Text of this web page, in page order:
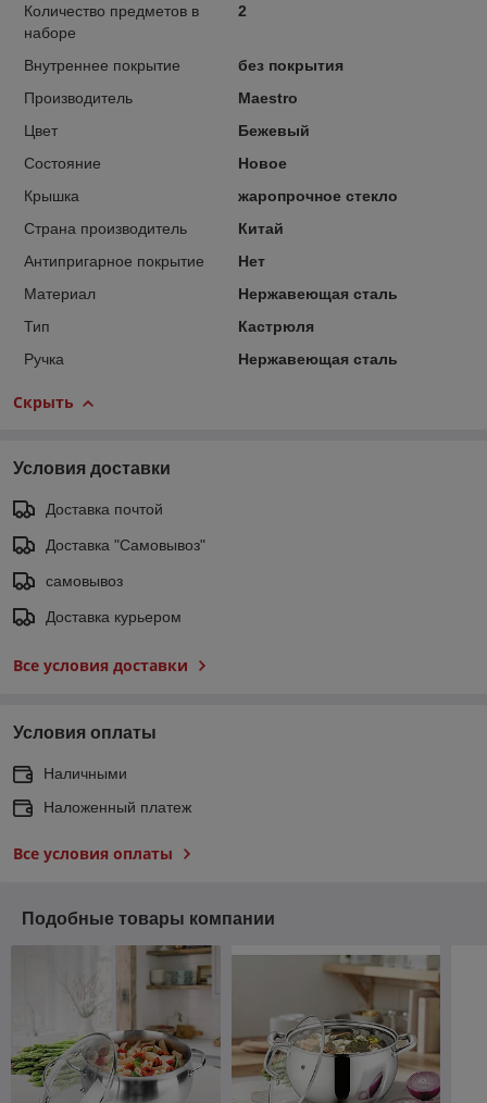
Количество предметов в
наборе
2
Внутреннее покрытие
без покрытия
Производитель
Maestro
Цвет
Бежевый
Состояние
Новое
Крышка
жаропрочное стекло
Страна производитель
Китай
Антипригарное покрытие
Нет
Материал
Нержавеющая сталь
Тип
Кастрюля
Ручка
Нержавеющая сталь
Скрыть
Условия доставки
Доставка почтой
Доставка "Самовывоз"
самовывоз
Доставка курьером
Все условия доставки
Условия оплаты
Наличными
Наложенный платеж
Все условия оплаты
Подобные товары компании